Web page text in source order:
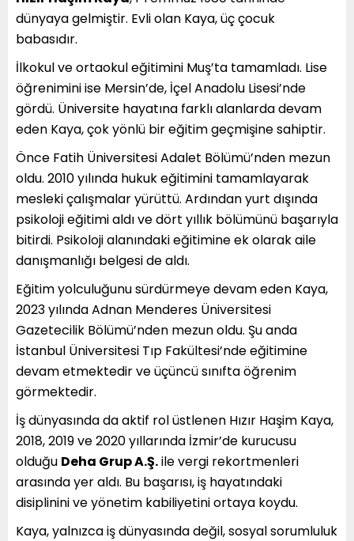
dünyaya gelmiştir. Evli olan Kaya, üç çocuk
babasıdır.
İlkokul ve ortaokul eğitimini Muş’ta tamamladı. Lise
öğrenimini ise Mersin’de, İçel Anadolu Lisesi’nde
gördü. Üniversite hayatına farklı alanlarda devam
eden Kaya, çok yönlü bir eğitim geçmişine sahiptir.
Önce Fatih Üniversitesi Adalet Bölümü’nden mezun
oldu. 2010 yılında hukuk eğitimini tamamlayarak
mesleki çalışmalar yürüttü. Ardından yurt dışında
psikoloji eğitimi aldı ve dört yıllık bölümünü başarıyla
bitirdi. Psikoloji alanındaki eğitimine ek olarak aile
danışmanlığı belgesi de aldı.
Eğitim yolculuğunu sürdürmeye devam eden Kaya,
2023 yılında Adnan Menderes Üniversitesi
Gazetecilik Bölümü’nden mezun oldu. Şu anda
İstanbul Üniversitesi Tıp Fakültesi’nde eğitimine
devam etmektedir ve üçüncü sınıfta öğrenim
görmektedir.
İş dünyasında da aktif rol üstlenen Hızır Haşim Kaya,
2018, 2019 ve 2020 yıllarında İzmir’de kurucusu
olduğu Deha Grup A.Ş.ile vergi rekortmenleri
arasında yer aldı. Bu başarısı, iş hayatındaki
disiplinini ve yönetim kabiliyetini ortaya koydu.
Kaya, yalnızca iş dünyasında değil, sosyal sorumluluk